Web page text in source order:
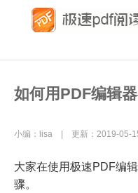
如何用PDF编辑
小编：lisa | 更新：2019-05-
大家在使用极速PDF编
骤。